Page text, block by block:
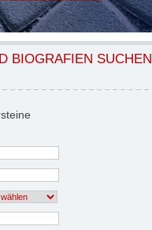
BIOGRAFIEN SUCHEN